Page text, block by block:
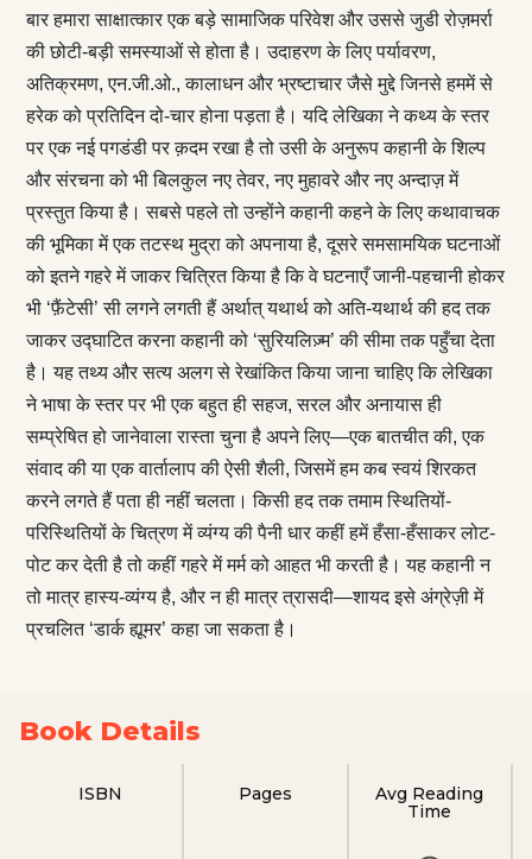
बार हमारा साक्षात्कार एक बड़े सामाजिक परिवेश और उससे जुडी रोज़मर्रा
की छोटी-बड़ी समस्याओं से होता है। उदाहरण के लिए पर्यावरण,
अतिक्रमण, एन.जी.ओ., कालाधन और भ्रष्टाचार जैसे मुद्दे जिनसे हममें से
हरेक को प्रतिदिन दो-चार होना पड़ता है। यदि लेखिका ने कथ्य के स्तर
पर एक नई पगडंडी पर क़दम रखा है तो उसी के अनुरूप कहानी के शिल्प
और संरचना को भी बिलकुल नए तेवर, नए मुहावरे और नए अन्दाज़ में
प्रस्तुत किया है। सबसे पहले तो उन्होंने कहानी कहने के लिए कथावाचक
की भूमिका में एक तटस्थ मुद्रा को अपनाया है, दूसरे समसामयिक घटनाओं
को इतने गहरे में जाकर चित्रित किया है कि वे घटनाएँ जानी-पहचानी होकर
भी ‘फ़ैंटेसी’ सी लगने लगती हैं अर्थात् यथार्थ को अति-यथार्थ की हद तक
जाकर उद्घाटित करना कहानी को ‘सुरियलिज़्म’ की सीमा तक पहुँचा देता
है। यह तथ्य और सत्य अलग से रेखांकित किया जाना चाहिए कि लेखिका
ने भाषा के स्तर पर भी एक बहुत ही सहज, सरल और अनायास ही
सम्प्रेषित हो जानेवाला रास्ता चुना है अपने लिए—एक बातचीत की, एक
संवाद की या एक वार्तालाप की ऐसी शैली, जिसमें हम कब स्वयं शिरकत
करने लगते हैं पता ही नहीं चलता। किसी हद तक तमाम स्थितियों-
परिस्थितियों के चित्रण में व्यंग्य की पैनी धार कहीं हमें हँसा-हँसाकर लोट-
पोट कर देती है तो कहीं गहरे में मर्म को आहत भी करती है। यह कहानी न
तो मात्र हास्य-व्यंग्य है, और न ही मात्र त्रासदी—शायद इसे अंग्रेज़ी में
प्रचलित ‘डार्क ह्यूमर’ कहा जा सकता है।
Book Details
ISBN Pages
Avg Reading
Time